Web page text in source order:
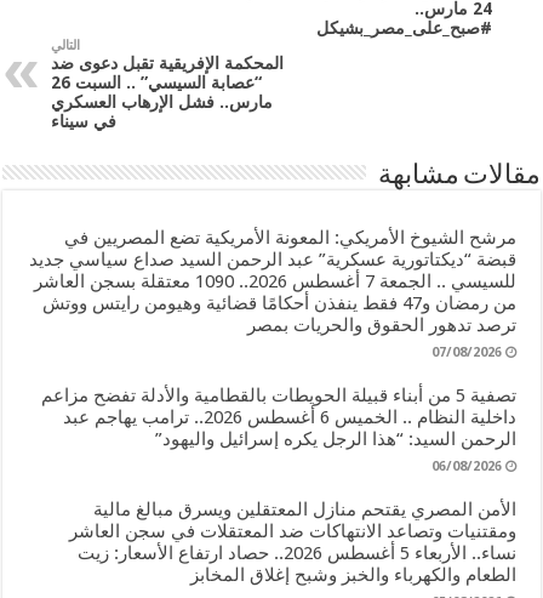
24 مارس..
#صبح_على_مصر_بشيكل
التالي
المحكمة الإفريقية تقبل دعوى ضد
“عصابة السيسي” .. السبت 26
مارس.. فشل الإرهاب العسكري
في سيناء
مقالات مشابهة
مرشح الشيوخ الأمريكي: المعونة الأمريكية تضع المصريين في
قبضة “ديكتاتورية عسكرية” عبد الرحمن السيد صداع سياسي جديد
للسيسي .. الجمعة 7 أغسطس 2026.. 1090 معتقلة بسجن العاشر
من رمضان و47 فقط ينفذن أحكامًا قضائية وهيومن رايتس ووتش
ترصد تدهور الحقوق والحريات بمصر
07/08/2026
تصفية 5 من أبناء قبيلة الحويطات بالقطامية والأدلة تفضح مزاعم
داخلية النظام .. الخميس 6 أغسطس 2026.. ترامب يهاجم عبد
الرحمن السيد: “هذا الرجل يكره إسرائيل واليهود”
06/08/2026
الأمن المصري يقتحم منازل المعتقلين ويسرق مبالغ مالية
ومقتنيات وتصاعد الانتهاكات ضد المعتقلات في سجن العاشر
نساء.. الأربعاء 5 أغسطس 2026.. حصاد ارتفاع الأسعار: زيت
الطعام والكهرباء والخبز وشبح إغلاق المخابز